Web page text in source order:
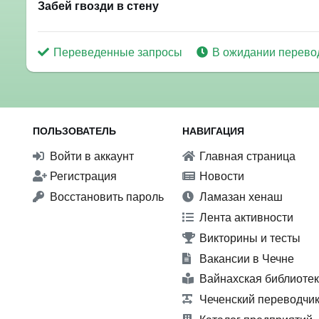
Забей гвозди в стену
Переведенные запросы В ожидании
ПОЛЬЗОВАТЕЛЬ
Войти в аккаунт
Регистрация
Восстановить пароль
НАВИГАЦИЯ
Главная страница
Новости
Ламазан хенаш
Лента активности
Викторины и тесты
Вакансии в Чечне
Вайнахская
Чеченский переводчик